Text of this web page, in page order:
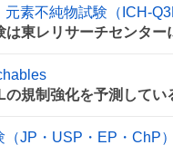
元素不純物試験（ICH-
東レリサーチセンター
の規制強化を予測して
（JP・USP・EP・ChP